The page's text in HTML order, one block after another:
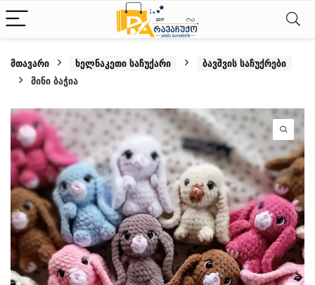
მთავარი ხელნაკეთი საჩუქარი
ბავშვის საჩუქრები
მინი ბაჭია